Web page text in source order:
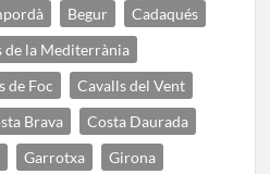
Begur
Cadaqués
de la Mediterrània
de Foc
Cavalls del Vent
Brava
Costa Daurada
Garrotxa
Girona